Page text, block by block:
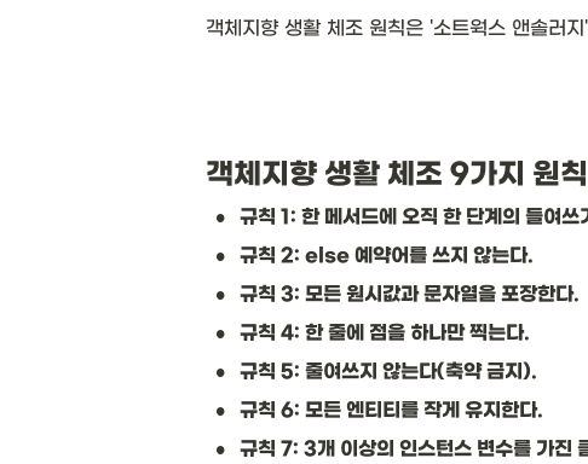
객체지향 생활 체조 원칙은 '소트웍스 앤솔러
객체지향 생활 체조 9가지 원칙
• 규칙 1: 한 메서드에 오직 한 단계의 들여
• 규칙 2: else 예약어를 쓰지 않는다.
• 규칙 3: 모든 원시값과 문자열을 포장한다.
• 규칙 4: 한 줄에 점을 하나만 찍는다.
• 규칙 5: 줄여쓰지 않는다(축약 금지).
• 규칙 6: 모든 엔티티를 작게 유지한다.
• 규칙 7: 3개 이상의 인스턴스 변수를 가진